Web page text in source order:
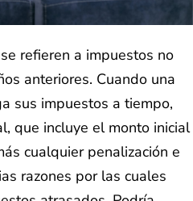
refieren a impuestos no
anteriores. Cuando una
sus impuestos a tiempo,
que incluye el monto inicial
cualquier penalización e
razones por las cuales